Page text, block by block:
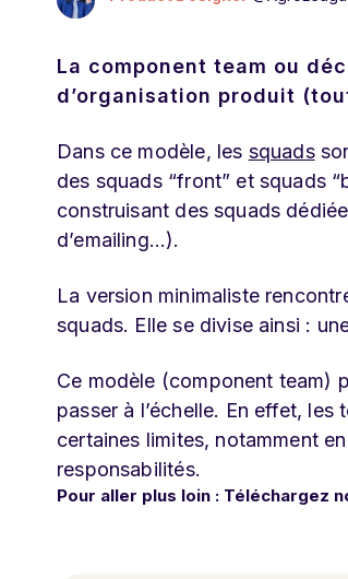
La component team ou
d’organisation produit
Dans ce modèle, les squads
des squads “front” et squads
construisant des squads
d’emailing…).
La version minimaliste
squads. Elle se divise ainsi :
Ce modèle (component team)
passer à l’échelle. En effet,
certaines limites, notamment
responsabilités.
Pour aller plus loin : Téléchargez